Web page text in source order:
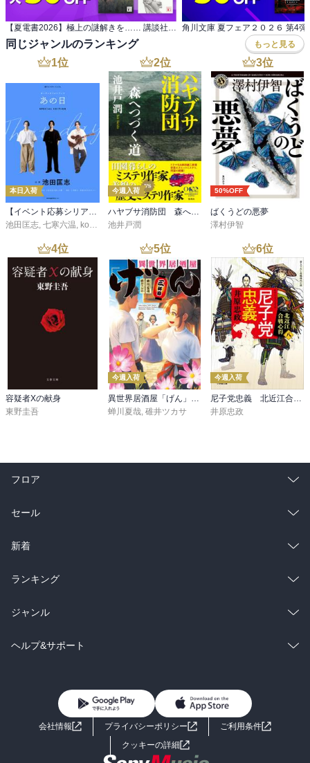
【夏電書2026】極上の謎解きを…… 講談社 真夏のミステリーフェア
同じジャンルのランキング もっと見る
1位
本日入荷
【イベント応募シリアルコード付】池田匡志出演・オーディオフォトブック「あの日」SPECIAL EDITION（音声／動画付）
池田匡志, 七寒六温, konoko58 ,村崎キコ
2位
今週入荷
ハヤブサ消防団 森へつづく道
池井戸潤
3位
50%OFF
ばくうどの悪夢
澤村伊智
4位
容疑者Xの献身
東野圭吾
5位
今週入荷
蝉川夏哉 碓井ツカサ
6位
今週入荷
井原忠政
フロア
総合
ラノベ
雑誌・グラビア
BL・TL
セール
総合
ラノベ
雑誌・グラビア
BL・TL
新着
総合
ラノベ
雑誌・グラビア
ランキング
総合
ラノベ
ジャンル
コミック
ライトノベル 男子向けラノベ
小説
ヘルプ&サポート
よくあるご質問 お問い合わせ
会社情報 プライバシーポリシー
ご利用条件
クッキーの詳細